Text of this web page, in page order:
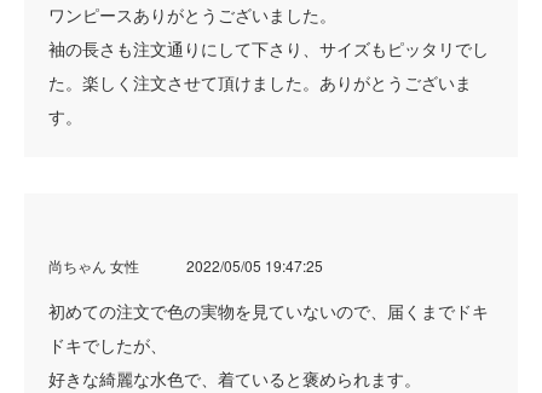
ワンピースありがとうございました。
袖の長さも注文通りにして下さり、サイズもピッタリでし
た。楽しく注文させて頂けました。ありがとうございま
す。
尚ちゃん 女性 2022/05/05 19:47:25
初めての注文で色の実物を見ていないので、届くまでドキ
ドキでしたが、
好きな綺麗な水色で、着ていると褒められます。